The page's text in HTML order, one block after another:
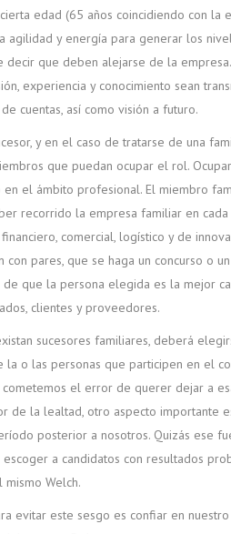
edad (65 años coincidiendo con la
agilidad y energía para generar los
decir que deben alejarse de la
experiencia y conocimiento sean
cuentas, así como visión a futuro.
y en el caso de tratarse de una
que puedan ocupar el rol.
en el ámbito profesional. El miembro
recorrido la empresa familiar en
comercial, logístico y de
con pares, que se haga un concurso o
que la persona elegida es la mejor
clientes y proveedores.
sucesores familiares, deberá
o las personas que participen en el
el error de querer dejar a
de la lealtad, otro aspecto importante
posterior a nosotros. Quizás ese
a candidatos con resultados
Welch.
evitar este sesgo es confiar en